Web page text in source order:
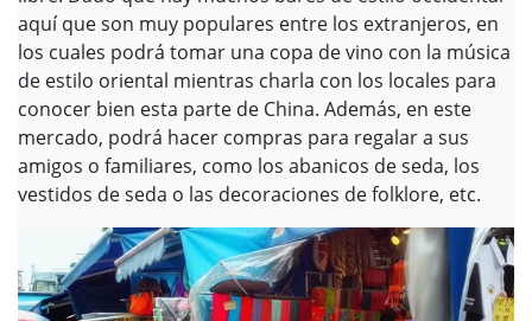
aquí que son muy populares entre los extranjeros, en
los cuales podrá tomar una copa de vino con la música
de estilo oriental mientras charla con los locales para
conocer bien esta parte de China. Además, en este
mercado, podrá hacer compras para regalar a sus
amigos o familiares, como los abanicos de seda, los
vestidos de seda o las decoraciones de folklore, etc.